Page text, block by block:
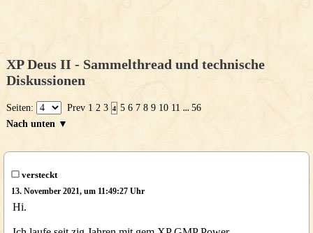
XP Deus II - Sammelthread und technische
Diskussionen
Seiten: Prev 1 2 3 4 5 6 7 8 9 10 11 ... 56
Nach unten ▼
versteckt
13. November 2021, um 11:49:27 Uhr
Hi.